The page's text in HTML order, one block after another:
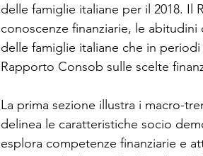
delle famiglie italiane per il 2018. Il
conoscenze finanziarie, le
delle famiglie italiane che in
Rapporto Consob sulle scelte
La prima sezione illustra i macro-
delinea le caratteristiche socio
esplora competenze finanziarie e